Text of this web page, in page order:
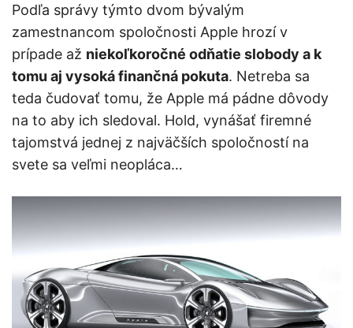
Podľa správy týmto dvom bývalým
zamestnancom spoločnosti Apple hrozí v
prípade až niekoľkoročné odňatie slobody a k
tomu aj vysoká finančná pokuta. Netreba sa
teda čudovať tomu, že Apple má pádne dôvody
na to aby ich sledoval. Hold, vynášať firemné
tajomstvá jednej z najväčších spoločností na
svete sa veľmi neopláca…